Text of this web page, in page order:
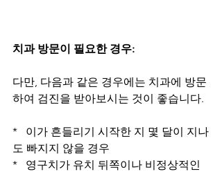
치과 방문이 필요한 경우:
다만, 다음과 같은 경우에는 치과에 방문
하여 검진을 받아보시는 것이 좋습니다.
*   이가 흔들리기 시작한 지 몇 달이 지나
도 빠지지 않을 경우
*   영구치가 유치 뒤쪽이나 비정상적인